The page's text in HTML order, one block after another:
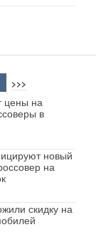
>>>
цены на
в
новый
на
скидку на